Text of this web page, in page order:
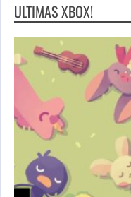
ULTIMAS XBOX!